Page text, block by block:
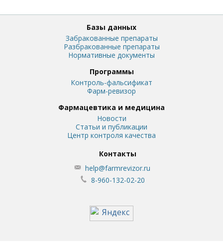
Базы данных
Забракованные препараты
Разбракованные препараты
Нормативные документы
Программы
Контроль-фальсификат
Фарм-ревизор
Фармацевтика и медицина
Новости
Статьи и публикации
Центр контроля качества
Контакты
help@farmrevizor.ru
8-960-132-02-20